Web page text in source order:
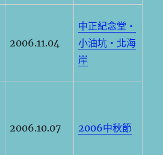
2006.11.04
中正紀念堂‧
小油坑‧北海
岸
2006.10.07 2006中秋節